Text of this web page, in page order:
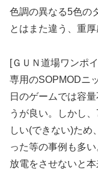
色調の異なる5色の
とはまた違う、重
[ＧＵＮ道場ワンポ
専用のSOPMODニ
日のゲームでは容
うが良い。しかし
しい(できない)ため
った等の事例も多
放電をさせないと